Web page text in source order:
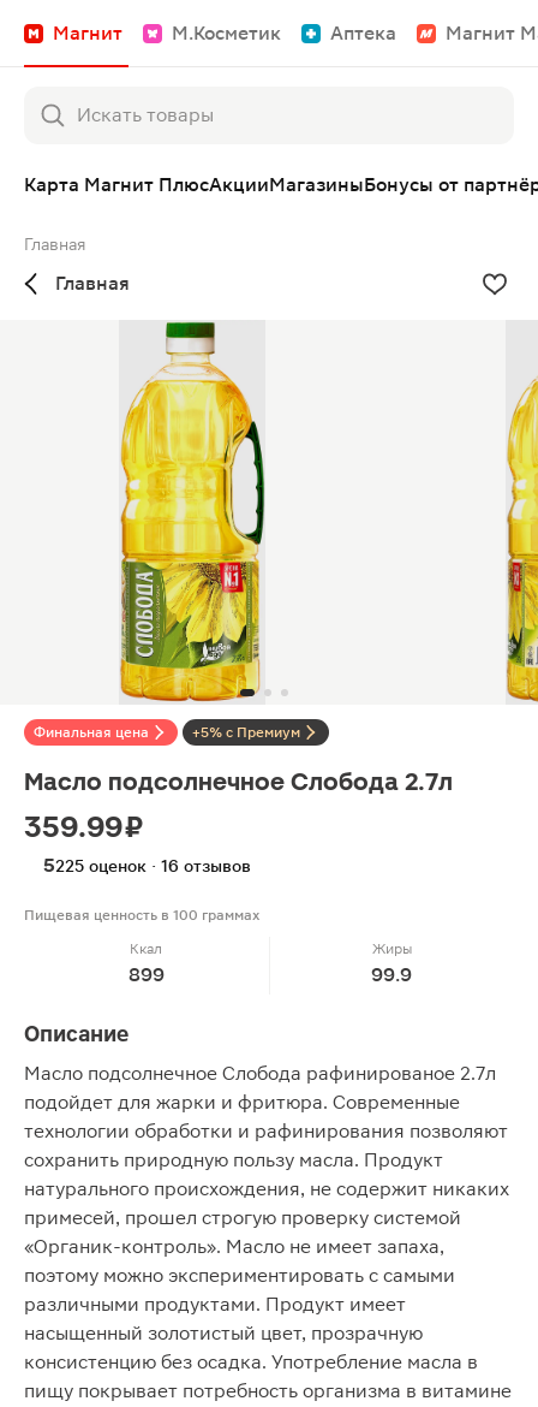
Магнит М.Косметик Аптека Магнит
Карта Магнит ПлюсАкцииМагазиныБонусы от
Главная
Главная
Финальная цена +5% с Премиум
Масло подсолнечное Слобода 2.7л
359.99 ₽
5225 оценок · 16 отзывов
Пищевая ценность в 100 граммах
Ккал
899
Жиры
99.9
Описание
Масло подсолнечное Слобода рафинированое 2.7л
подойдет для жарки и фритюра. Современные
технологии обработки и рафинирования позволяют
сохранить природную пользу масла. Продукт
натурального происхождения, не содержит никаких
примесей, прошел строгую проверку системой
«Органик-контроль». Масло не имеет запаха,
поэтому можно экспериментировать с самыми
различными продуктами. Продукт имеет
насыщенный золотистый цвет, прозрачную
консистенцию без осадка. Употребление масла в
пищу покрывает потребность организма в витамине